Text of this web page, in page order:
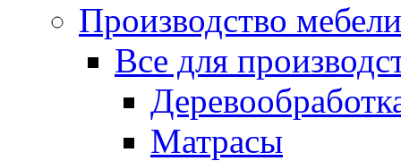
Производство мебели
Все для
Матрасы